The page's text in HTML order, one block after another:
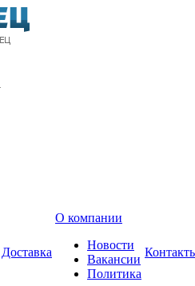
Доставка
О компании
Новости
Вакансии
Политика